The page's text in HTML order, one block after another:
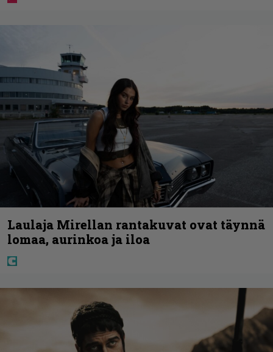
Laulaja Mirellan rantakuvat ovat täynnä
lomaa, aurinkoa ja iloa